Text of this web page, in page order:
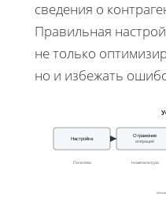
сведения о
Правильная
не только
но и избежать
Настройка Отражение
операций
Политика Номенклатура